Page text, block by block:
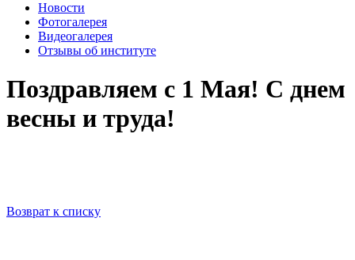
Новости
Фотогалерея
Видеогалерея
Отзывы об институте
Поздравляем с 1 Мая! С днем
весны и труда!
Возврат к списку